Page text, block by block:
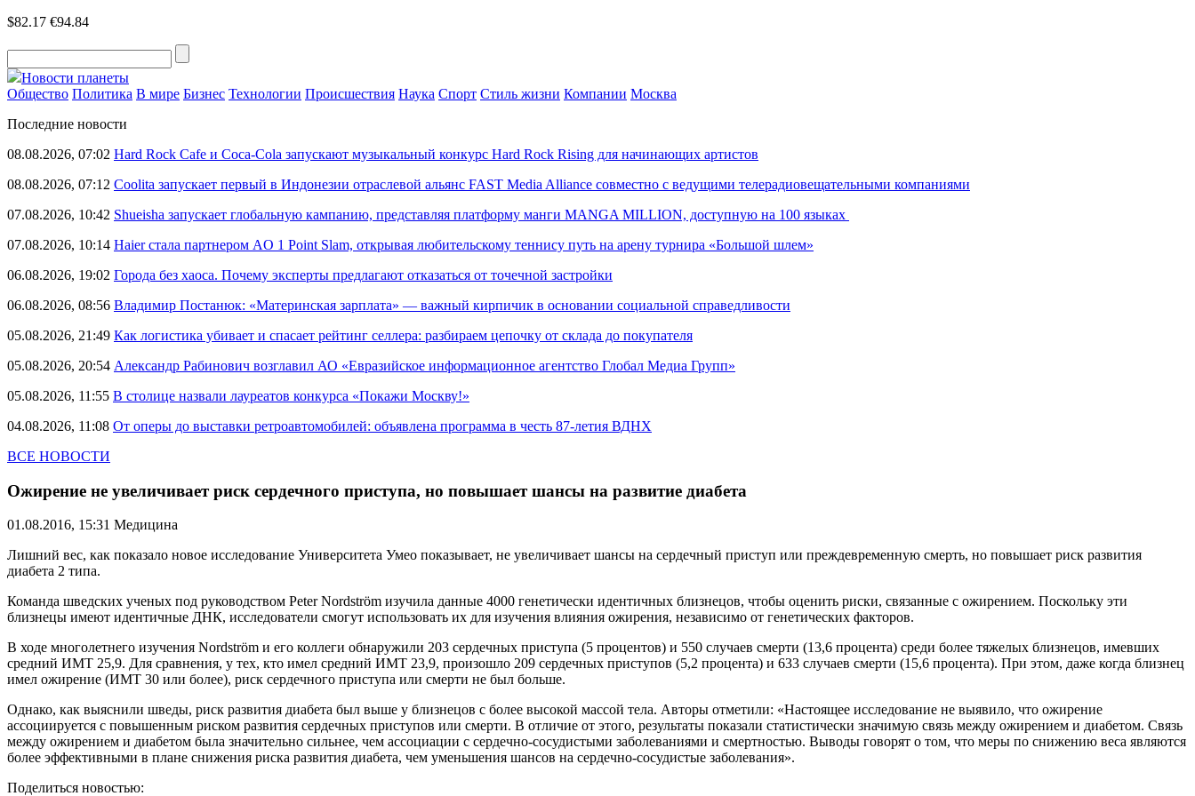
$82.17 €94.84
Новости планеты
Общество Политика В мире Бизнес Технологии Происшествия Наука Спорт Стиль жизни Компании Москва
Последние новости
08.08.2026, 07:02 Hard Rock Cafe и Coca-Cola запускают музыкальный конкурс Hard Rock Rising для начинающих артистов
08.08.2026, 07:12 Coolita запускает первый в Индонезии отраслевой альянс FAST Media Alliance совместно с ведущими телерадиовещательными компаниями
07.08.2026, 10:42 Shueisha запускает глобальную кампанию, представляя платформу манги MANGA MILLION, доступную на 100 языках
07.08.2026, 10:14 Haier стала партнером AO 1 Point Slam, открывая любительскому теннису путь на арену турнира «Большой шлем»
06.08.2026, 19:02 Города без хаоса. Почему эксперты предлагают отказаться от точечной застройки
06.08.2026, 08:56 Владимир Постанюк: «Материнская зарплата» — важный кирпичик в основании социальной справедливости
05.08.2026, 21:49 Как логистика убивает и спасает рейтинг селлера: разбираем цепочку от склада до покупателя
05.08.2026, 20:54 Александр Рабинович возглавил АО «Евразийское информационное агентство Глобал Медиа Групп»
05.08.2026, 11:55 В столице назвали лауреатов конкурса «Покажи Москву!»
04.08.2026, 11:08 От оперы до выставки ретроавтомобилей: объявлена программа в честь 87-летия ВДНХ
ВСЕ НОВОСТИ
Ожирение не увеличивает риск сердечного приступа, но повышает шансы на развитие диабета
01.08.2016, 15:31 Медицина
Лишний вес, как показало новое исследование Университета Умео показывает, не увеличивает шансы на сердечный приступ или преждевременную смерть, но повышает риск развития
диабета 2 типа.
Команда шведских ученых под руководством Peter Nordström изучила данные 4000 генетически идентичных близнецов, чтобы оценить риски, связанные с ожирением. Поскольку эти
близнецы имеют идентичные ДНК, исследователи смогут использовать их для изучения влияния ожирения, независимо от генетических факторов.
В ходе многолетнего изучения Nordström и его коллеги обнаружили 203 сердечных приступа (5 процентов) и 550 случаев смерти (13,6 процента) среди более тяжелых близнецов, имевших
средний ИМТ 25,9. Для сравнения, у тех, кто имел средний ИМТ 23,9, произошло 209 сердечных приступов (5,2 процента) и 633 случаев смерти (15,6 процента). При этом, даже когда близнец
имел ожирение (ИМТ 30 или более), риск сердечного приступа или смерти не был больше.
Однако, как выяснили шведы, риск развития диабета был выше у близнецов с более высокой массой тела. Авторы отметили: «Настоящее исследование не выявило, что ожирение
ассоциируется с повышенным риском развития сердечных приступов или смерти. В отличие от этого, результаты показали статистически значимую связь между ожирением и диабетом. Связь
между ожирением и диабетом была значительно сильнее, чем ассоциации с сердечно-сосудистыми заболеваниями и смертностью. Выводы говорят о том, что меры по снижению веса являются
более эффективными в плане снижения риска развития диабета, чем уменьшения шансов на сердечно-сосудистые заболевания».
Поделиться новостью: